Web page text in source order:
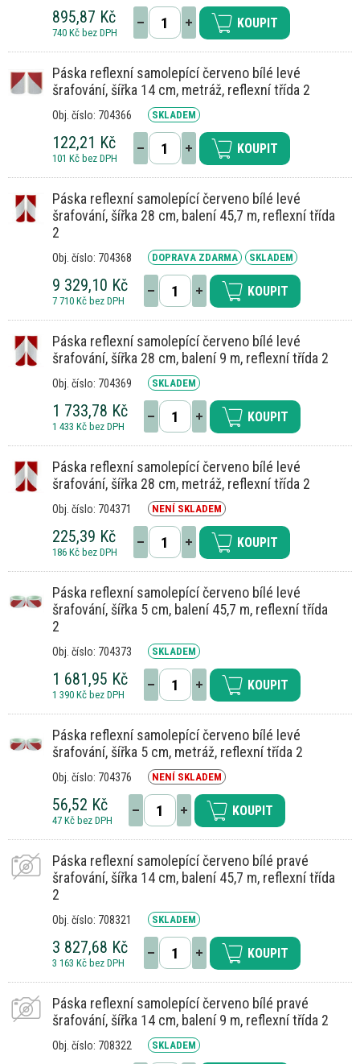
895,87 Kč
740 Kč bez DPH
KOUPIT
Páska reflexní samolepící červeno bílé levé
šrafování, šířka 14 cm, metráž, reflexní třída 2
Obj. číslo: 704366 SKLADEM
122,21 Kč
101 Kč bez DPH
KOUPIT
Páska reflexní samolepící červeno bílé levé
šrafování, šířka 28 cm, balení 45,7 m, reflexní třída
2
Obj. číslo: 704368 DOPRAVA ZDARMA SKLADEM
9 329,10 Kč
7 710 Kč bez DPH
KOUPIT
Páska reflexní samolepící červeno bílé levé
šrafování, šířka 28 cm, balení 9 m, reflexní třída 2
Obj. číslo: 704369 SKLADEM
1 733,78 Kč
1 433 Kč bez DPH
KOUPIT
Páska reflexní samolepící červeno bílé levé
šrafování, šířka 28 cm, metráž, reflexní třída 2
Obj. číslo: 704371 NENÍ SKLADEM
225,39 Kč
186 Kč bez DPH
KOUPIT
Páska reflexní samolepící červeno bílé levé
šrafování, šířka 5 cm, balení 45,7 m, reflexní třída
2
Obj. číslo: 704373 SKLADEM
1 681,95 Kč
1 390 Kč bez DPH
KOUPIT
Páska reflexní samolepící červeno bílé levé
šrafování, šířka 5 cm, metráž, reflexní třída 2
Obj. číslo: 704376 NENÍ SKLADEM
56,52 Kč
47 Kč bez DPH
KOUPIT
Páska reflexní samolepící červeno bílé pravé
šrafování, šířka 14 cm, balení 45,7 m, reflexní třída
2
Obj. číslo: 708321 SKLADEM
3 827,68 Kč
3 163 Kč bez DPH
KOUPIT
Páska reflexní samolepící červeno bílé pravé
šrafování, šířka 14 cm, balení 9 m, reflexní třída 2
Obj. číslo: 708322 SKLADEM